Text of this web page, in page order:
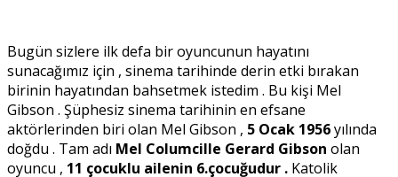
Bugün sizlere ilk defa bir oyuncunun hayatını
sunacağımız için , sinema tarihinde derin etki bırakan
birinin hayatından bahsetmek istedim . Bu kişi Mel
Gibson . Şüphesiz sinema tarihinin en efsane
aktörlerinden biri olan Mel Gibson , 5 Ocak 1956yılında
doğdu . Tam adı Mel Columcille Gerard Gibson olan
oyuncu , 11 çocuklu ailenin 6.çocuğudur . Katolik